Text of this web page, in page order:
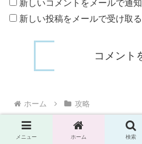
新しいコメントをメールで通知
新しい投稿をメールで受け取る
ホーム 攻略
メニュー ホーム 検索